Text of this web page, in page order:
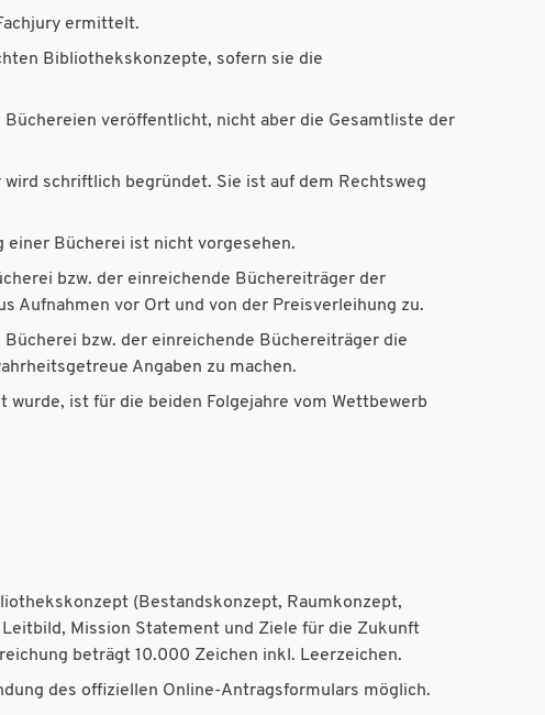
ermittelt.
Bibliothekskonzepte, sofern sie die
veröffentlicht, nicht aber die Gesamtliste der
schriftlich begründet. Sie ist auf dem Rechtsweg
Bücherei ist nicht vorgesehen.
bzw. der einreichende Büchereiträger der
Aufnahmen vor Ort und von der Preisverleihung zu.
bzw. der einreichende Büchereiträger die
Angaben zu machen.
ist für die beiden Folgejahre vom Wettbewerb
(Bestandskonzept, Raumkonzept,
Mission Statement und Ziele für die Zukunft
beträgt 10.000 Zeichen inkl. Leerzeichen.
des offiziellen Online-Antragsformulars möglich.